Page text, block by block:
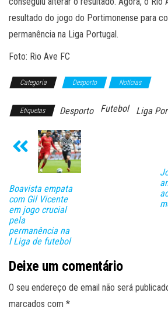
resultado do jogo do Portimonense para
permanência na Liga Portugal.
Foto: Rio Ave FC
Categoria Desporto Notícias
Etiquetas Desporto Futebol Liga
Boavista empata
com Gil Vicente
em jogo crucial
pela
permanência na
I Liga de futebol
Deixe um comentário
O seu endereço de email não será
marcados com *